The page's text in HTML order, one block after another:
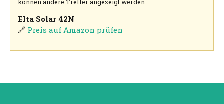
können andere Treffer angezeigt werden.
Elta Solar 42N
🔗 Preis auf Amazon prüfen